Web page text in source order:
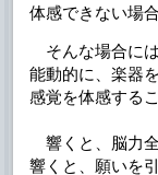
体感できない場
そんな場合には
能動的に、楽器
感覚を体感する
響くと、脳力全
響くと、願いを